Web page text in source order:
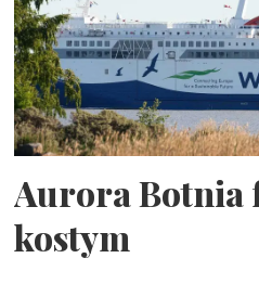
Aurora Botnia
kostym